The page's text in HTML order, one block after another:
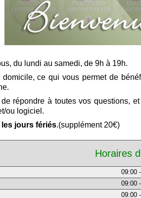
du lundi au samedi, de 9h à 19h.
ce qui vous permet de
répondre à toutes vos questions,
ou logiciel.
les jours fériés.(supplément 20€)
Horaires
09:00
09:00
09:00